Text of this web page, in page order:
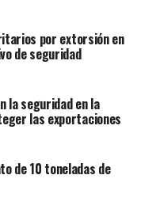
por extorsión en
de seguridad
la seguridad en la
las exportaciones
de 10 toneladas de